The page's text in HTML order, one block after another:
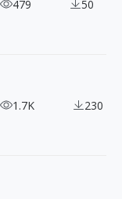
479 50
富 Q 版設計一次收藏
1.7K 230